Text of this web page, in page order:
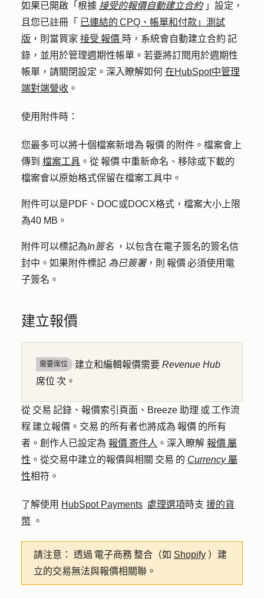
如果已開啟「根據 接受的報價自動建立合約」設定，
且您已註冊「 已連結的 CPQ、帳單和付款」測試
版 ，則當買家 接受 報價 時，系統會自動建立合約 記
錄，並用於管理週期性帳單。若要將訂閱用於週期性
帳單，請關閉設定。深入瞭解如何 在HubSpot中管理
端對端營收 。
使用附件時：
您最多可以將十個檔案新增為 報價 的附件。檔案會上
傳到 檔案工具 。從 報價 中重新命名、移除或下載的
檔案會以原始格式保留在檔案工具中。
附件可以是PDF、DOC或DOCX格式，檔案大小上限
為40 MB。
附件可以標記為In簽名 ，以包含在電子簽名的簽名信
封中。如果附件標記 為已簽署，則 報價 必須使用電
子簽名。
建立報價
需要席位 建立和編輯報價需要 Revenue Hub
席位 次。
從 交易 記錄、報價索引頁面、Breeze 助理 或 工作流
程 建立報價。交易 的所有者也將成為 報價 的所有
者。創作人已設定為 報價 寄件人 。深入瞭解 報價 屬
性 。從交易中建立的報價與相關 交易 的 Currency屬
性相符。
了解使用 HubSpot Payments 處理選項時支 援的貨
幣 。
請注意： 透過 電子商務 整合（如 Shopify ）建
立的交易無法與報價相關聯。